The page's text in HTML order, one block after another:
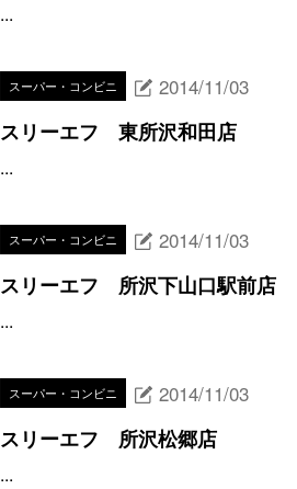
...
スーパー・コンビニ 2014/11/03
スリーエフ 東所沢和田店
...
スーパー・コンビニ 2014/11/03
スリーエフ 所沢下山口駅前店
...
スーパー・コンビニ 2014/11/03
スリーエフ 所沢松郷店
...